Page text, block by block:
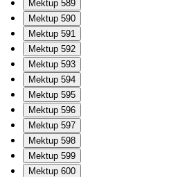
Mektup 589
Mektup 590
Mektup 591
Mektup 592
Mektup 593
Mektup 594
Mektup 595
Mektup 596
Mektup 597
Mektup 598
Mektup 599
Mektup 600